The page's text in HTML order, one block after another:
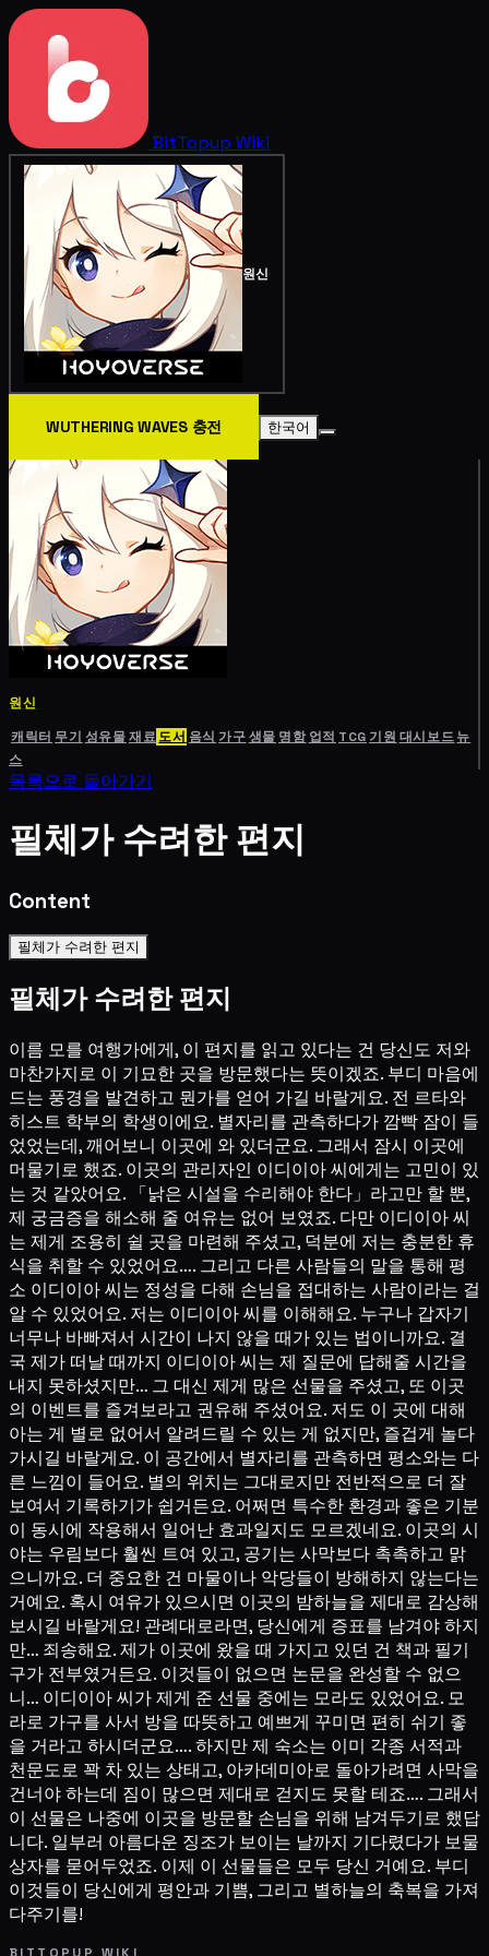
BitTopup Wiki
원신
WUTHERING WAVES 충전 한국어
원신
캐릭터 무기 성유물재료도서 음식 가구생물 명함 업적 TCG기원 대시보드뉴
스
목록으로 돌아가기
필체가 수려한 편지
Content
필체가 수려한 편지
필체가 수려한 편지
이름 모를 여행가에게, 이 편지를 읽고 있다는 건 당신도 저와
마찬가지로 이 기묘한 곳을 방문했다는 뜻이겠죠. 부디 마음에
드는 풍경을 발견하고 뭔가를 얻어 가길 바랄게요. 전 르타와
히스트 학부의 학생이에요. 별자리를 관측하다가 깜빡 잠이 들
었었는데, 깨어보니 이곳에 와 있더군요. 그래서 잠시 이곳에
머물기로 했죠. 이곳의 관리자인 이디이아 씨에게는 고민이 있
는 것 같았어요. 「낡은 시설을 수리해야 한다」라고만 할 뿐,
제 궁금증을 해소해 줄 여유는 없어 보였죠. 다만 이디이아 씨
는 제게 조용히 쉴 곳을 마련해 주셨고, 덕분에 저는 충분한 휴
식을 취할 수 있었어요…. 그리고 다른 사람들의 말을 통해 평
소 이디이아 씨는 정성을 다해 손님을 접대하는 사람이라는 걸
알 수 있었어요. 저는 이디이아 씨를 이해해요. 누구나 갑자기
너무나 바빠져서 시간이 나지 않을 때가 있는 법이니까요. 결
국 제가 떠날 때까지 이디이아 씨는 제 질문에 답해줄 시간을
내지 못하셨지만… 그 대신 제게 많은 선물을 주셨고, 또 이곳
의 이벤트를 즐겨보라고 권유해 주셨어요. 저도 이 곳에 대해
아는 게 별로 없어서 알려드릴 수 있는 게 없지만, 즐겁게 놀다
가시길 바랄게요. 이 공간에서 별자리를 관측하면 평소와는 다
른 느낌이 들어요. 별의 위치는 그대로지만 전반적으로 더 잘
보여서 기록하기가 쉽거든요. 어쩌면 특수한 환경과 좋은 기분
이 동시에 작용해서 일어난 효과일지도 모르겠네요. 이곳의 시
야는 우림보다 훨씬 트여 있고, 공기는 사막보다 촉촉하고 맑
으니까요. 더 중요한 건 마물이나 악당들이 방해하지 않는다는
거예요. 혹시 여유가 있으시면 이곳의 밤하늘을 제대로 감상해
보시길 바랄게요! 관례대로라면, 당신에게 증표를 남겨야 하지
만… 죄송해요. 제가 이곳에 왔을 때 가지고 있던 건 책과 필기
구가 전부였거든요. 이것들이 없으면 논문을 완성할 수 없으
니… 이디이아 씨가 제게 준 선물 중에는 모라도 있었어요. 모
라로 가구를 사서 방을 따뜻하고 예쁘게 꾸미면 편히 쉬기 좋
을 거라고 하시더군요…. 하지만 제 숙소는 이미 각종 서적과
천문도로 꽉 차 있는 상태고, 아카데미아로 돌아가려면 사막을
건너야 하는데 짐이 많으면 제대로 걷지도 못할 테죠…. 그래서
이 선물은 나중에 이곳을 방문할 손님을 위해 남겨두기로 했답
니다. 일부러 아름다운 징조가 보이는 날까지 기다렸다가 보물
상자를 묻어두었죠. 이제 이 선물들은 모두 당신 거예요. 부디
이것들이 당신에게 평안과 기쁨, 그리고 별하늘의 축복을 가져
다주기를!